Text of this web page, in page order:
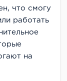
что смогу
работать
на